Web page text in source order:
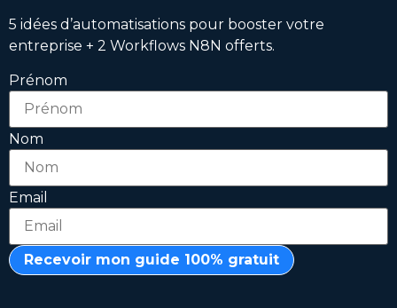
5 idées d’automatisations pour booster votre
entreprise + 2 Workflows N8N offerts.
Prénom
Nom
Email
Recevoir mon guide 100% gratuit